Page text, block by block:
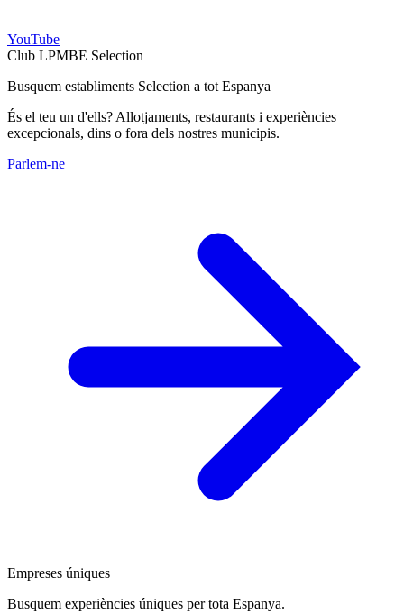
YouTube
Club LPMBE Selection
Busquem establiments Selection a tot Espanya
És el teu un d'ells? Allotjaments, restaurants i experiències
excepcionals, dins o fora dels nostres municipis.
Parlem-ne
Empreses úniques
Busquem experiències úniques per tota Espanya.